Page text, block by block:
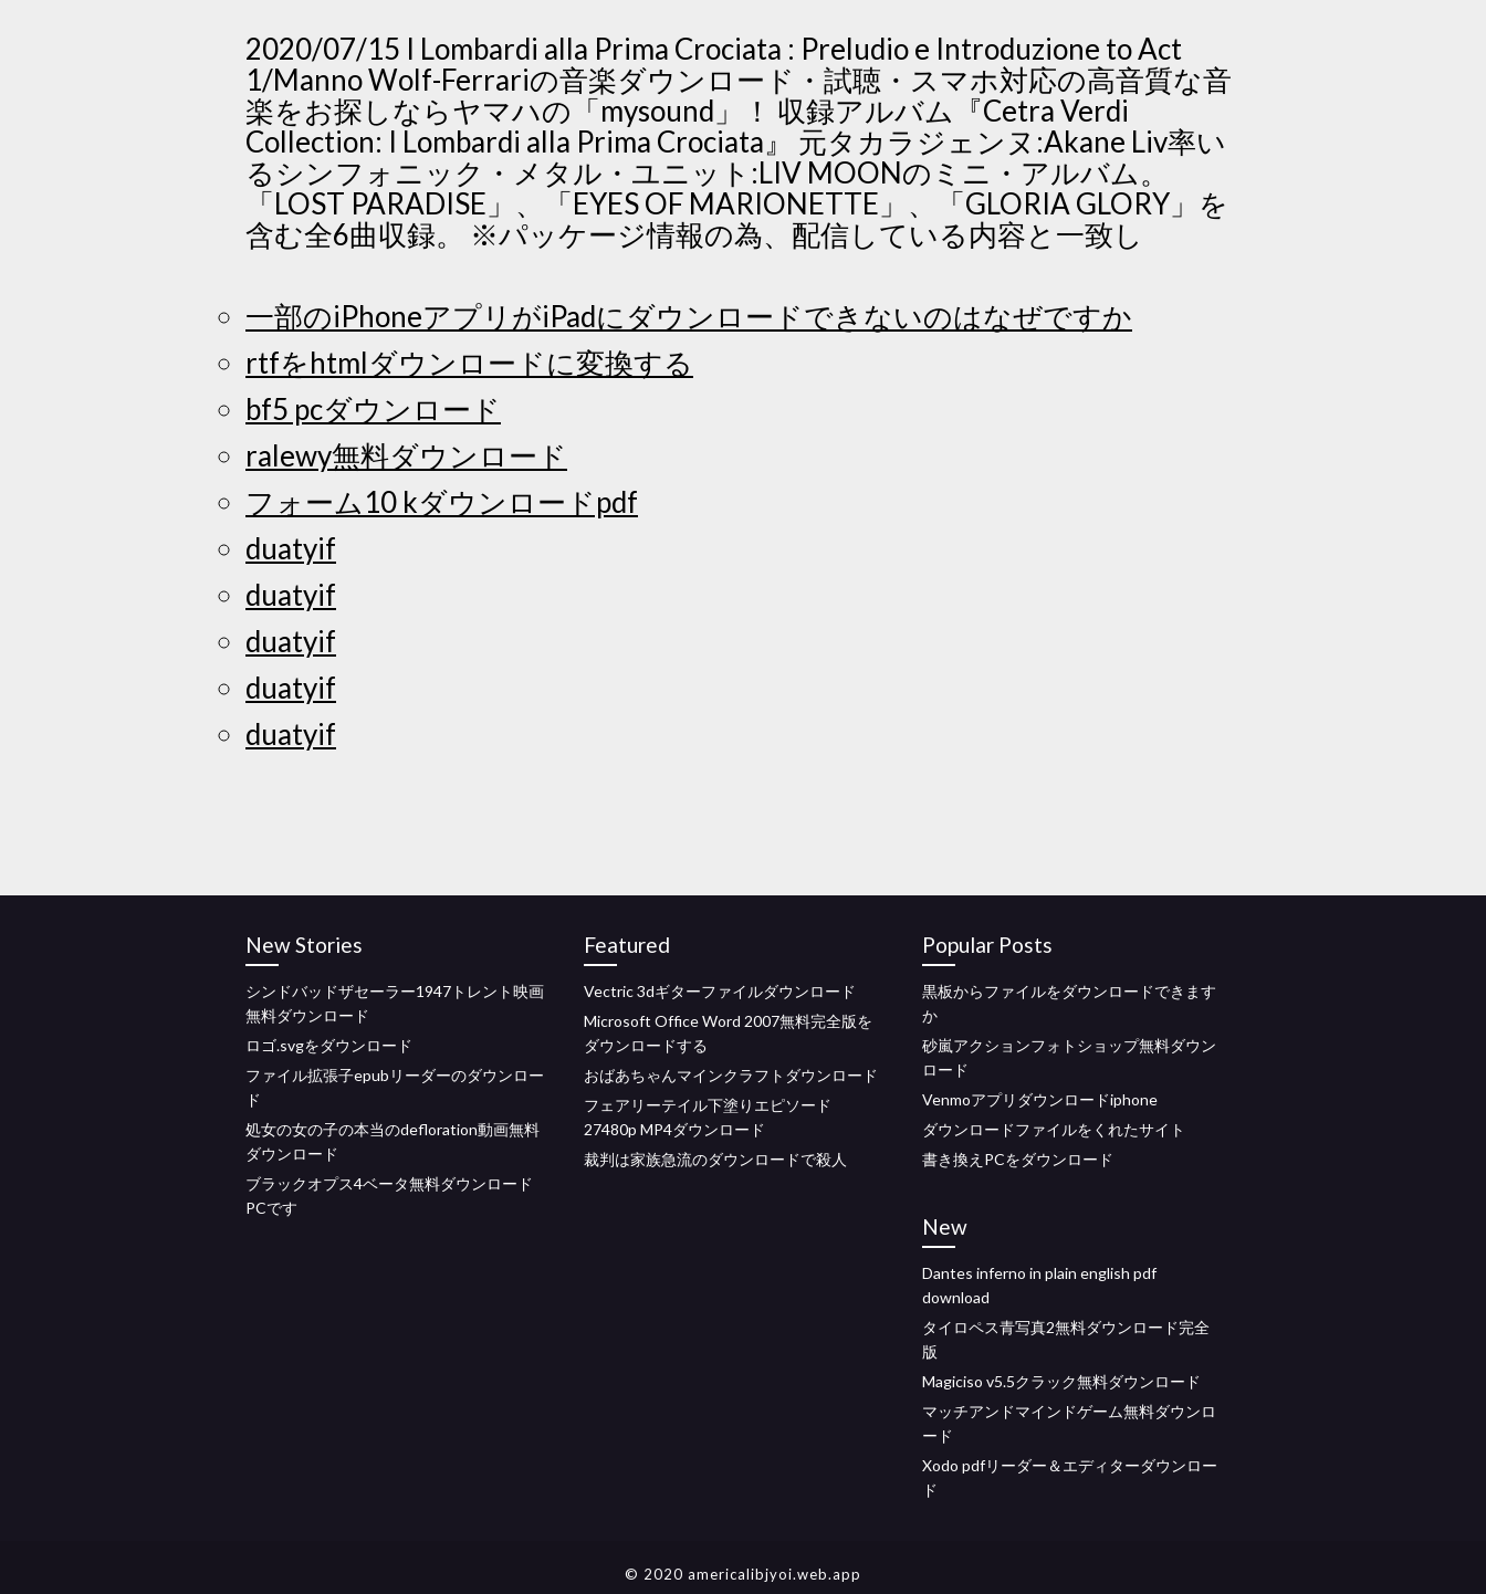
2020/07/15 I Lombardi alla Prima Crociata : Preludio e Introduzione to Act
1/Manno Wolf-Ferrariの音楽ダウンロード・試聴・スマホ対応の高音質な音
楽をお探しならヤマハの「mysound」！ 収録アルバム『Cetra Verdi
Collection: I Lombardi alla Prima Crociata』 元タカラジェンヌ:Akane Liv率い
るシンフォニック・メタル・ユニット:LIV MOONのミニ・アルバム。
「LOST PARADISE」、「EYES OF MARIONETTE」、「GLORIA GLORY」を
含む全6曲収録。 ※パッケージ情報の為、配信している内容と一致し
一部のiPhoneアプリがiPadにダウンロードできないのはなぜですか
rtfをhtmlダウンロードに変換する
bf5 pcダウンロード
ralewy無料ダウンロード
フォーム10 kダウンロードpdf
duatyif
duatyif
duatyif
duatyif
duatyif
New Stories
シンドバッドザセーラー1947トレント映画
無料ダウンロード
ロゴ.svgをダウンロード
ファイル拡張子epubリーダーのダウンロー
ド
処女の女の子の本当のdefloration動画無料
ダウンロード
ブラックオプス4ベータ無料ダウンロード
PCです
Featured
Vectric 3dギターファイルダウンロード
Microsoft Office Word 2007無料完全版を
ダウンロードする
おばあちゃんマインクラフトダウンロード
フェアリーテイル下塗りエピソード
27480p MP4ダウンロード
裁判は家族急流のダウンロードで殺人
Popular Posts
黒板からファイルをダウンロードできます
か
砂嵐アクションフォトショップ無料ダウン
ロード
Venmoアプリダウンロードiphone
ダウンロードファイルをくれたサイト
書き換えPCをダウンロード
New
Dantes inferno in plain english pdf
download
タイロペス青写真2無料ダウンロード完全
版
Magiciso v5.5クラック無料ダウンロード
マッチアンドマインドゲーム無料ダウンロ
ード
Xodo pdfリーダー＆エディターダウンロー
ド
© 2020 americalibjyoi.web.app